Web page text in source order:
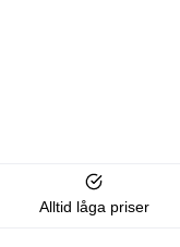
Alltid låga priser